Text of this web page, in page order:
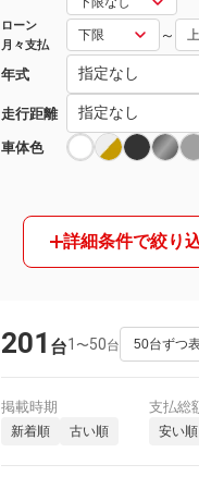
ローン
月々支払
～
年式
走行距離
車体色
詳細条件で絞り
201 台1 〜50台
掲載時期
新着順 古い順
支払総
安い順